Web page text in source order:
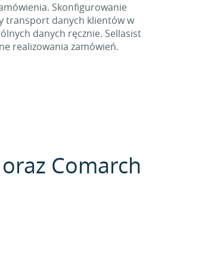
Skonfigurowanie
transport danych klientów w
danych ręcznie. Sellasist
realizowania zamówień.
Comarch